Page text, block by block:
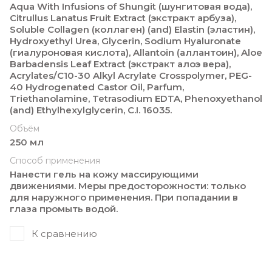
Aqua With Infusions of Shungit (шунгитовая вода),
Citrullus Lanatus Fruit Extract (экстракт арбуза),
Soluble Collagen (коллаген) (and) Elastin (эластин),
Hydroxyethyl Urea, Glycerin, Sodium Hyaluronate
(гиалуроновая кислота), Allantoin (аллантоин), Aloe
Barbadensis Leaf Extract (экстракт алоэ вера),
Acrylates/C10-30 Alkyl Acrylate Crosspolymer, PEG-
40 Hydrogenated Castor Oil, Parfum,
Triethanolamine, Tetrasodium EDTA, Phenoxyethanol
(and) Ethylhexylglycerin, C.I. 16035.
Объём
250 мл
Способ применения
Нанести гель на кожу массирующими
движениями. Меры предосторожности: только
для наружного применения. При попадании в
глаза промыть водой.
К сравнению